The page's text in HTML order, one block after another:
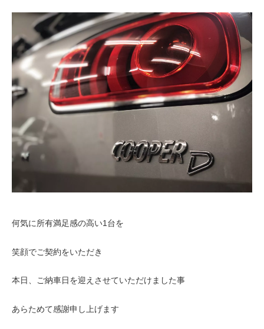
何気に所有満足感の高い1台を
笑顔でご契約をいただき
本日、ご納車日を迎えさせていただけました事
あらためて感謝申し上げます